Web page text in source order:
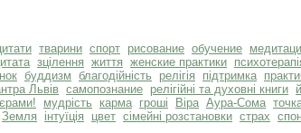
тварини спорт рисование обучение
зцілення життя женские практики
буддизм благодійність релігія підтримка
Львів самопознание релігійні та духовні книги
мудрість карма гроші Віра Аура-Сома
Земля інтуїція цвет сімейні розстановки страх